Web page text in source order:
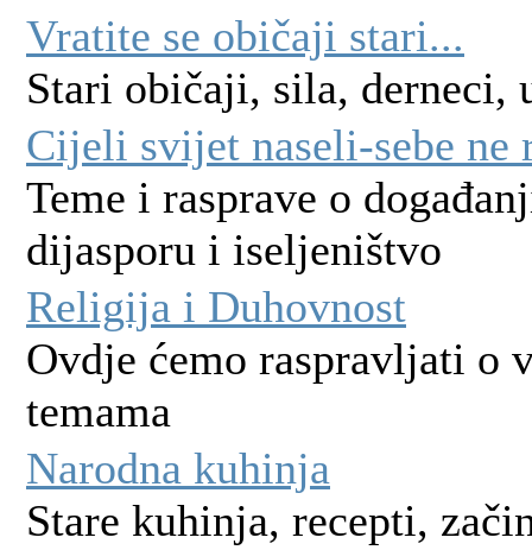
Vratite se običaji stari...
Stari običaji, sila, derneci,
Cijeli svijet naseli-sebe ne
Teme i rasprave o
dijasporu i iseljeništvo
Religija i Duhovnost
Ovdje ćemo raspravljati o
temama
Narodna kuhinja
Stare kuhinja, recepti,